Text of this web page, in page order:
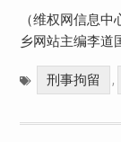
（维权网信息
乡网站主编李道
刑事拘留 ,